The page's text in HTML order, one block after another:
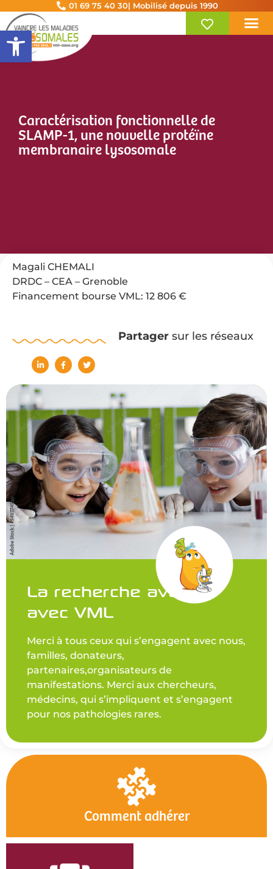
Ouvrir la barre d’outils
01 69 75 40 30| Mobilisé depuis 1990
Caractérisation fonctionnelle de
SLAMP-1, une nouvelle protéïne
membranaire lysosomale
Magali CHEMALI
DRDC – CEA – Grenoble
Financement bourse VML: 12 806 €
Partagersur les réseaux
La recherche avance
avec VML
Merci à tous ceux qui s’engagent avec nous,
familles, donateurs,
partenaires,organisateurs de
manifestations. Merci aux chercheurs,
médecins, qui s’impliquent et s’engagent
pour nos pathologies rares.
Comment adhérer